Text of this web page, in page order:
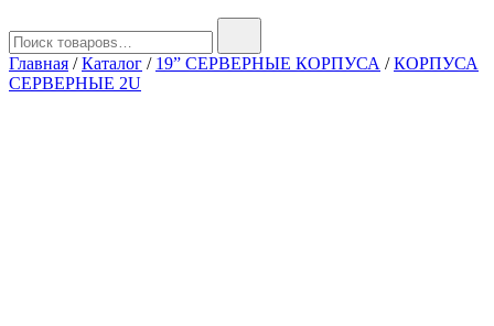
Главная /Каталог / 19” СЕРВЕРНЫЕ КОРПУСА /КОРПУСА
СЕРВЕРНЫЕ 2U